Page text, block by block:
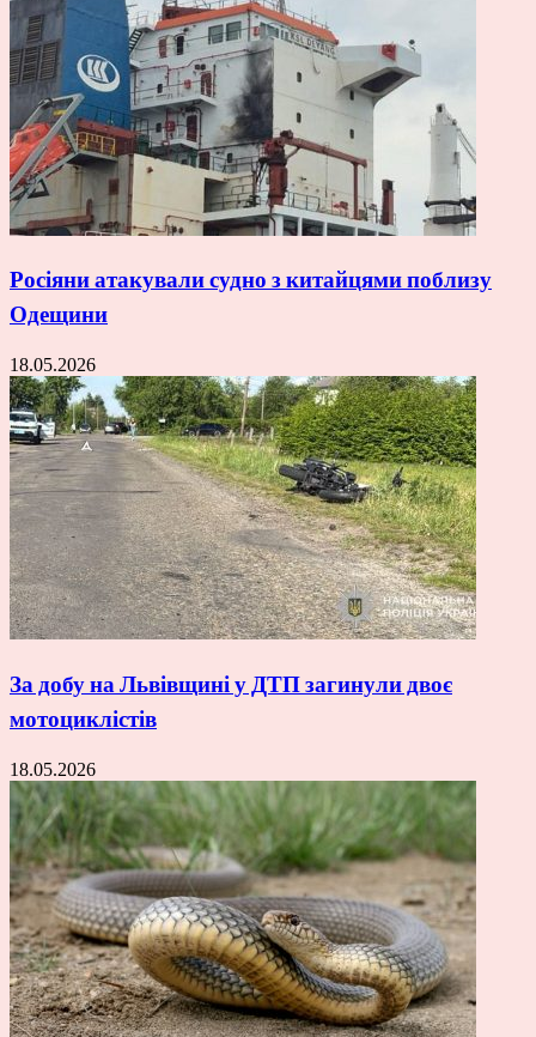
Росіяни атакували судно з китайцями поблизу
Одещини
18.05.2026
За добу на Львівщині у ДТП загинули двоє
мотоциклістів
18.05.2026